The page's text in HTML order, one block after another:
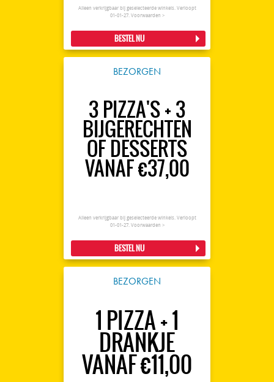
Alleen verkrijgbaar bij geselecteerde winkels. Verloopt
01-01-27. Voorwaarden >
BESTEL NU
BEZORGEN
3 PIZZA'S + 3
BIJGERECHTEN
OF DESSERTS
VANAF €37,00
Alleen verkrijgbaar bij geselecteerde winkels. Verloopt
01-01-27. Voorwaarden >
BESTEL NU
BEZORGEN
1 PIZZA + 1
DRANKJE
VANAF €11,00